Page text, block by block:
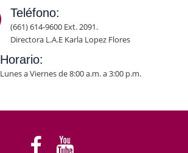
Teléfono:
(661) 614-9600 Ext. 2091.
Directora L.A.E Karla Lopez Flores
Horario:
Lunes a Viernes de 8:00 a.m. a 3:00 p.m.